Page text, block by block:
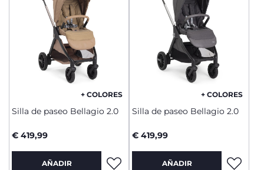
+ COLORES
Silla de paseo Bellagio 2.0
€ 419,99
AÑADIR
+ COLORES
Silla de paseo Bellagio 2.0
€ 419,99
AÑADIR